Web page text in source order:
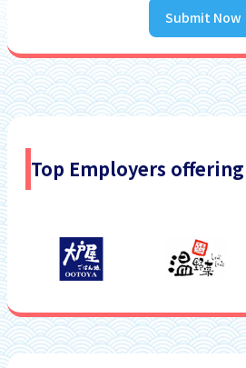
Submit Now
Top Employers